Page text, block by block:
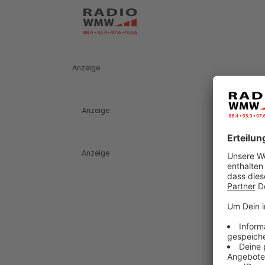
Anzeige
Anzeige
Anzeige